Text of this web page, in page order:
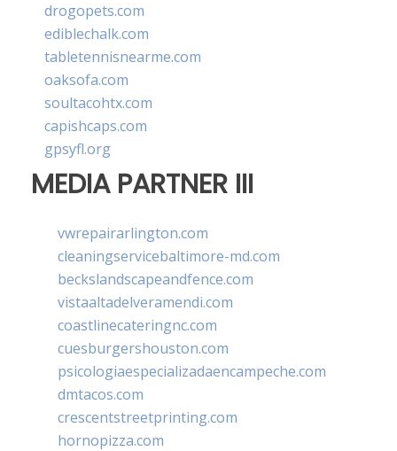
drogopets.com
ediblechalk.com
tabletennisnearme.com
oaksofa.com
soultacohtx.com
capishcaps.com
gpsyfl.org
MEDIA PARTNER III
vwrepairarlington.com
cleaningservicebaltimore-md.com
beckslandscapeandfence.com
vistaaltadelveramendi.com
coastlinecateringnc.com
cuesburgershouston.com
psicologiaespecializadaencampeche.com
dmtacos.com
crescentstreetprinting.com
hornopizza.com